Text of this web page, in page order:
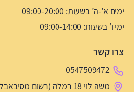
ימים א’-ה’ בשעות: 09:00-20:00
ימי ו’ בשעות: 09:00-14:00
צרו קשר
0547509472
משה לוי 18 רמלה (רשום מסיבאבלס על השלט בחנות)